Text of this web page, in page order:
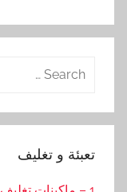
Search
تعبئة و تغليف